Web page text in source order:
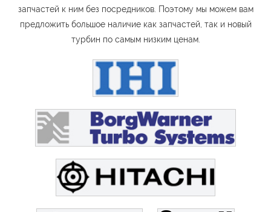
запчастей к ним без посредников. Поэтому мы можем вам
предложить большое наличие как запчастей, так и новый
турбин по самым низким ценам.